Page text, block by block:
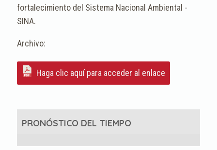
fortalecimiento del Sistema Nacional Ambiental -
SINA.
Haga clic aquí para acceder al enlace
PRONÓSTICO DEL TIEMPO